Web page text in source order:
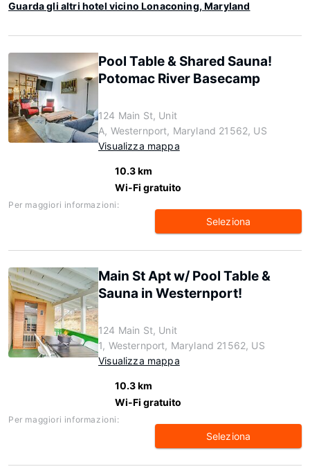
Guarda gli altri hotel vicino Lonaconing, Maryland
Pool Table & Shared Sauna!
Potomac River Basecamp
124 Main St, Unit
A, Westernport, Maryland 21562, US
Visualizza mappa
10.3 km
Wi-Fi gratuito
Per maggiori informazioni:
Seleziona
Main St Apt w/ Pool Table &
Sauna in Westernport!
124 Main St, Unit
1, Westernport, Maryland 21562, US
Visualizza mappa
10.3 km
Wi-Fi gratuito
Per maggiori informazioni:
Seleziona